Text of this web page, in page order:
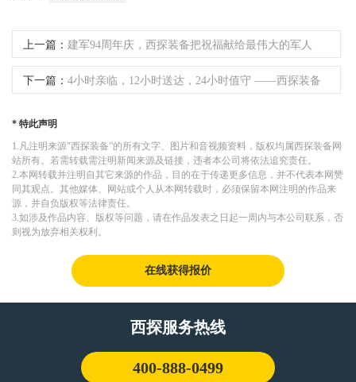
上一篇： 建军94周年庆，西探装备把祝福献给最伟大的军人
下一篇： 4小时亲临，12小时送达，24小时值守 ——西探装备
* 特此声明
1.凡注明来源"西探装备”的所有文字、图片和音视频资料，版权均属西探装备网
站所有。若需转载需注明新闻来源及链接，违者本公司将依法追究责任。
2.本网转载并注明自其它来源的作品，目的在于传递更多信息，并不代表本网赞
同其观点。其他媒体、网站或个人从本网转载时，必须保留本网注明的作品来
源，并自负版权等法律责任。
3.如涉及作品内容、版权等问题，请在作品发表之日起一周内与本公司联系，否
则视为放弃相关权利。
在线获得报价
西探服务热线
400-888-0499